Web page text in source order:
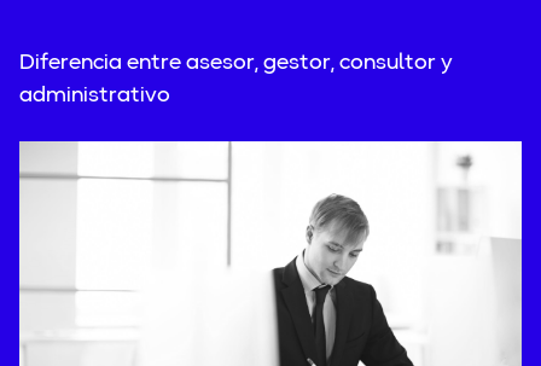
Diferencia entre asesor, gestor, consultor y
administrativo